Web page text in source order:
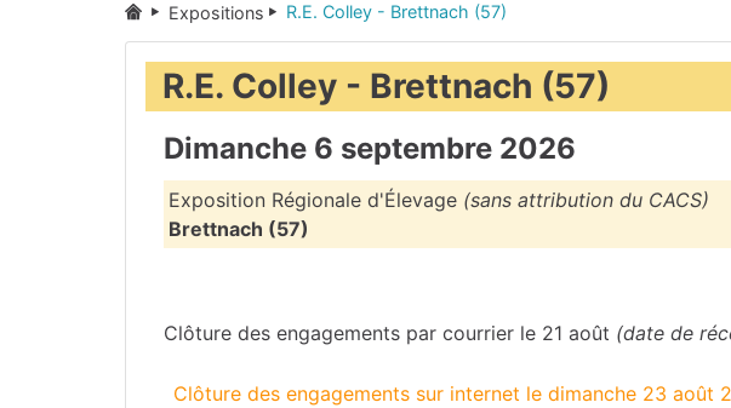
Expositions R.E. Colley - Brettnach (57)
R.E. Colley - Brettnach (57)
Dimanche 6 septembre 2026
Exposition Régionale d'Élevage (sans attribution du CACS)
Brettnach (57)
Clôture des engagements par courrier le 21 août (date de
Clôture des engagements sur internet le dimanche 23 août